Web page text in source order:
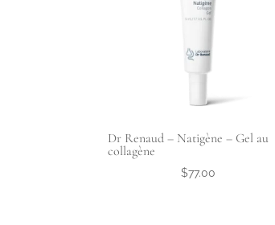
Dr Renaud – Natigène – Gel au
collagène
$77.00